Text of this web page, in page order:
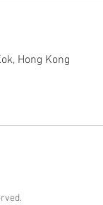
Hong Kong